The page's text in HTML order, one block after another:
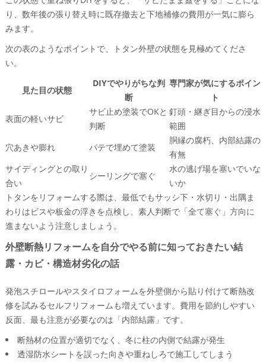
り、数年後の張り替え時に既存撤去と下地補修の費用が一気に膨ら
みます。
次の表のようなポイントで、トタン外壁の状態を見極めてくださ
い。
見た目の状態
DIYでやりがちな判
断
専門家が気にするポイン
ト
表面の軽いサビ
サビ止め塗装でOKと
判断
釘頭・継ぎ目からの浸水
範囲
穴あきや膨れ
パテで埋めて塗装
胴縁の腐朽、内部結露の
有無
サイディングとの取り
合い
シーリングで塞ぐ
水の逃げ場を塞いでいな
いか
トタンをリフォームする際は、最低でもサッシ下・水切り・出隅ま
わりはビスや板金の浮きを点検し、素人判断で「全て塞ぐ」方向に
進まないよう注意しましょう。
外壁断熱リフォームを自分でやる前に知っておきたい結
露・カビ・構造材劣化の話
発泡スチロールやスタイロフォームを外壁側から貼り付けて断熱改
修を試みるセルフリフォームも増えています。費用を節約しやすい
反面、最も注意が必要なのは「内部結露」です。
断熱材の位置が適切でなく、冬に柱の内側で結露が発生
透湿防水シートを誤った向きや重ねしろで施工してしまう